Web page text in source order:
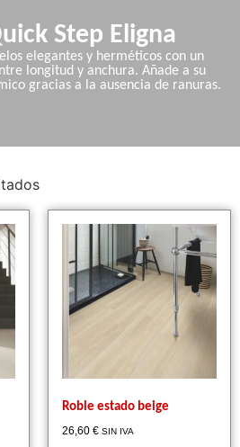
Step Eligna
elegantes y herméticos con un
longitud y anchura. Añade a su
gracias a la ausencia de ranuras.
Roble estado beige
26,60 € SIN IVA